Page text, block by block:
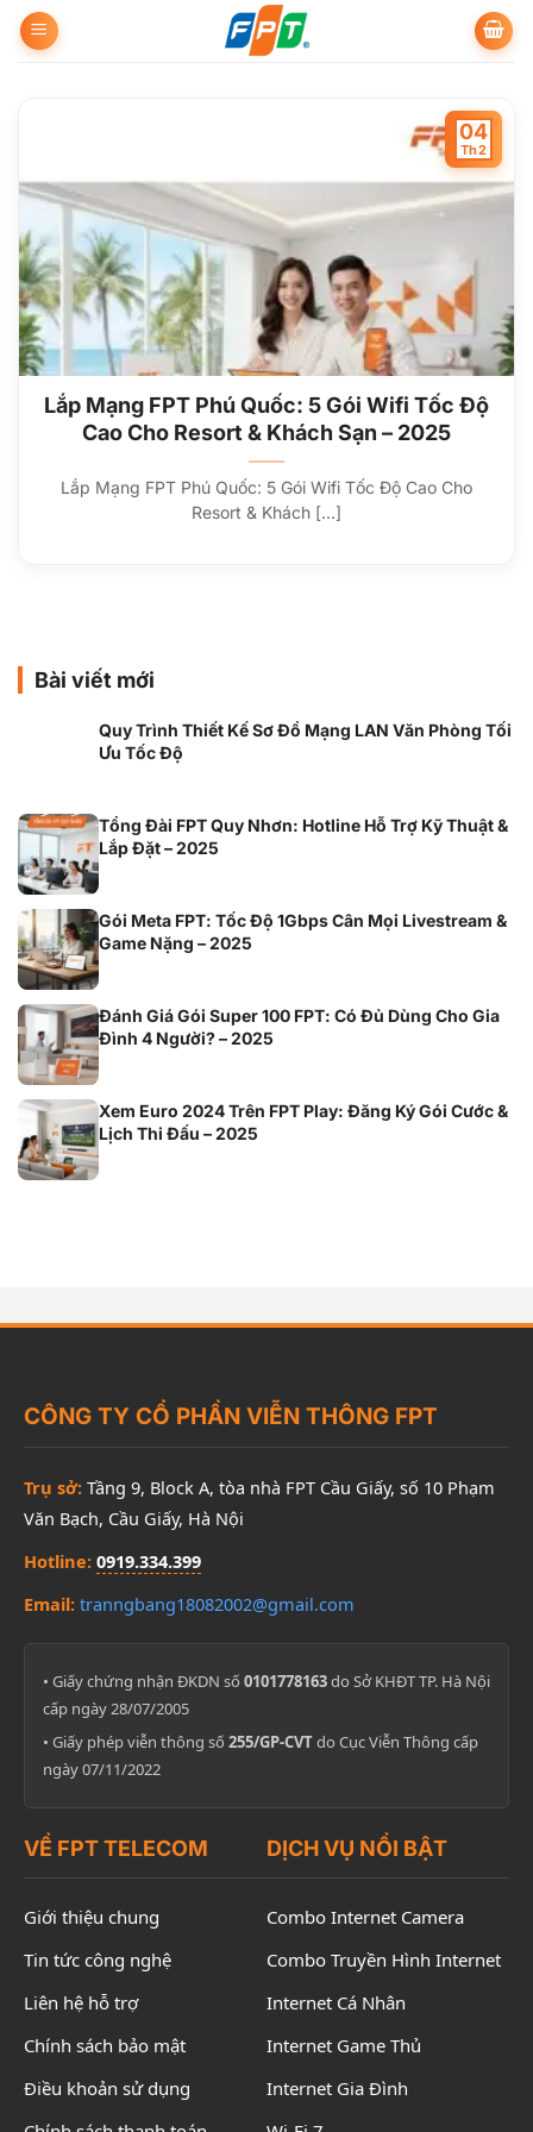
qua
Lắp Mạng FPT Phú Quốc: 5 Gói Wifi Tốc Độ
Cao Cho Resort & Khách Sạn – 2025
Lắp Mạng FPT Phú Quốc: 5 Gói Wifi Tốc Độ Cao Cho
Resort & Khách [...]
04
Th2
Bài viết mới
Quy Trình Thiết Kế Sơ Đồ Mạng LAN Văn Phòng Tối
Ưu Tốc Độ
Tổng Đài FPT Quy Nhơn: Hotline Hỗ Trợ Kỹ Thuật &
Lắp Đặt – 2025
Gói Meta FPT: Tốc Độ 1Gbps Cân Mọi Livestream &
Game Nặng – 2025
Đánh Giá Gói Super 100 FPT: Có Đủ Dùng Cho Gia
Đình 4 Người? – 2025
Xem Euro 2024 Trên FPT Play: Đăng Ký Gói Cước &
Lịch Thi Đấu – 2025
CÔNG TY CỔ PHẦN VIỄN THÔNG FPT
Trụ sở: Tầng 9, Block A, tòa nhà FPT Cầu Giấy, số 10 Phạm
Văn Bạch, Cầu Giấy, Hà Nội
Hotline: 0919.334.399
Email: tranngbang18082002@gmail.com
• Giấy chứng nhận ĐKDN số 0101778163do Sở KHĐT TP. Hà Nội
cấp ngày 28/07/2005
• Giấy phép viễn thông số 255/GP-CVTdo Cục Viễn Thông cấp
ngày 07/11/2022
VỀ FPT TELECOM
Giới thiệu chung
Tin tức công nghệ
Liên hệ hỗ trợ
Chính sách bảo mật
Điều khoản sử dụng
DỊCH VỤ NỔI BẬT
Combo Internet Camera
Combo Truyền Hình Internet
Internet Cá Nhân
Internet Game Thủ
Internet Gia Đình